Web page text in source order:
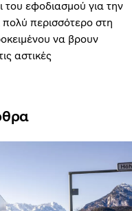
του εφοδιασμού για την
πολύ περισσότερο στη
να βρουν
αστικές